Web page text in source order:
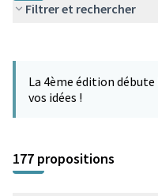
Filtrer et rechercher
−
La 4ème édition
vos idées !
177 propositions